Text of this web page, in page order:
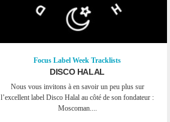
Focus Label Week Tracklists
DISCO HALAL
Nous vous invitons à en savoir un peu plus sur
l’excellent label Disco Halal au côté de son fondateur :
Moscoman....